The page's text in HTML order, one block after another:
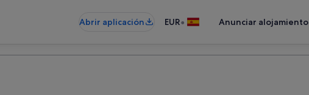
Abrir aplicación EUR• Anunciar alojamiento